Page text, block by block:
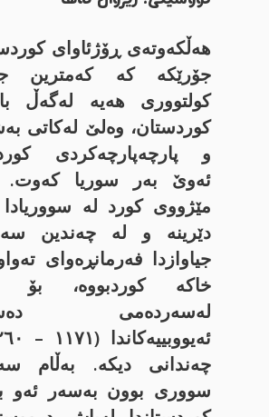
هەڵکەوتەی ڕۆژئاوای
جۆرێکە کە کەمترین
کولتووری هەیە لەگەڵ
کوردستان، وەلێ لەکاتی
و پارچەپارچەکردی
ئەوێ بەر سوریا کەوت.
مێژووی کورد لە
دێرینە و لە چەندین
جیاوازدا فەرمانڕەوای
خاکە کوردبووە، بۆ
لەسەردەمی
چەندانی دیکە. بەڵام
سووری بوون بەسەر ئەو